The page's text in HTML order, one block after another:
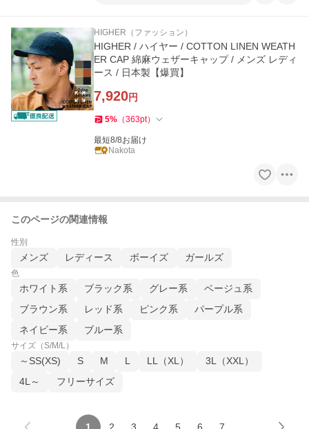
HIGHER（ファッション）
HIGHER / ハイヤー / COTTON LINEN WEATH
ER CAP 綿麻ウェザーキャップ / メンズ レディ
ース / 日本製【爆買】
7,920円
5% （363pt）
最短8/8お届け
Nakota
このページの関連情報
性別
メンズ レディース ボーイズ ガールズ
色
ホワイト系 ブラック系 グレー系
ベージュ系
ブラウン系
レッド系 ピンク系
パープル系
ネイビー系
ブルー系
サイズ（S/M/L）
～SS(XS) S M L LL（XL）
3L（XXL）
4L～
フリーサイズ